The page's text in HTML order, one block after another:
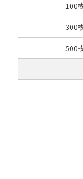
100
300
500